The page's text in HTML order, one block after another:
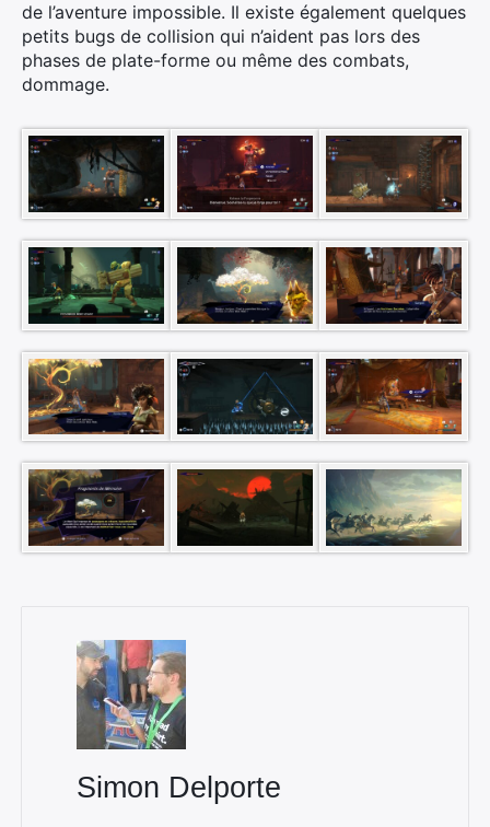
de l’aventure impossible. Il existe également quelques
petits bugs de collision qui n’aident pas lors des
phases de plate-forme ou même des combats,
dommage.
Simon Delporte